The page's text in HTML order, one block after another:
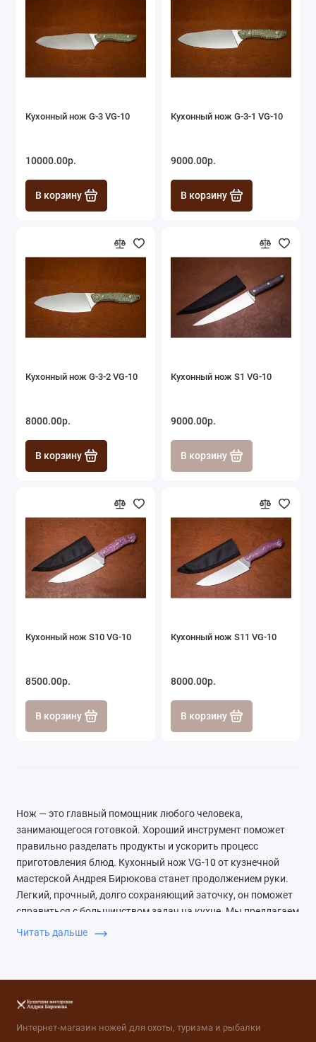
Кухонный нож G-3 VG-10
10000.00р.
В корзину
Кухонный нож G-3-1 VG-10
9000.00р.
В корзину
Кухонный нож G-3-2 VG-10
8000.00р.
В корзину
Кухонный нож S1 VG-10
9000.00р.
В корзину
Кухонный нож S10 VG-10
8500.00р.
В корзину
Кухонный нож S11 VG-10
8000.00р.
В корзину
Нож — это главный помощник любого человека,
занимающегося готовкой. Хороший инструмент поможет
правильно разделать продукты и ускорить процесс
приготовления блюд. Кухонный нож VG-10 от кузнечной
мастерской Андрея Бирюкова станет продолжением руки.
Легкий, прочный, долго сохраняющий заточку, он поможет
справиться с большинством задач на кухне. Мы предлагаем
купить ножи по отличной цене и обеспечиваем быструю
промышленности. VG-10 содержит 1,05% углерода, 15,5%
хрома, 1,5% кобальта, 0,5% ванадия, 1,2% молибдена.
Читать дальше
Интернет-магазин ножей для охоты, туризма и рыбалки